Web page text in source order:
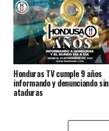
Honduras TV cumple 9 años
informando y denunciando sin
ataduras